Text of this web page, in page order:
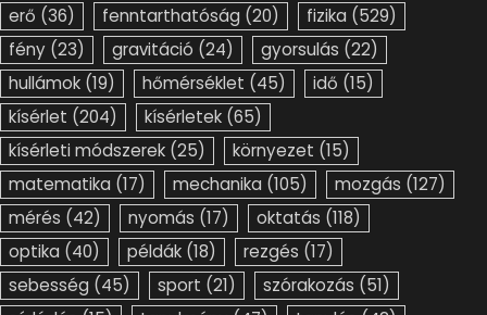
erő (36) fenntarthatóság (20) fizika (529)
fény (23) gravitáció (24) gyorsulás (22)
hullámok (19) hőmérséklet (45) idő (15)
kísérlet (204) kísérletek (65)
kísérleti módszerek (25) környezet (15)
matematika (17) mechanika (105) mozgás (127)
mérés (42) nyomás (17) oktatás (118)
optika (40) példák (18) rezgés (17)
sebesség (45) sport (21) szórakozás (51)